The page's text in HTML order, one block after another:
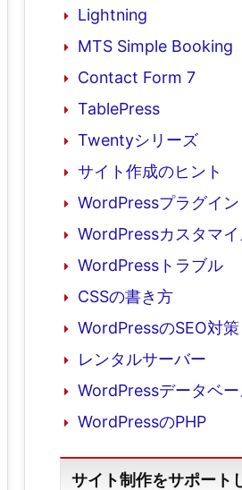
Lightning
MTS Simple Booking
Contact Form 7
TablePress
Twentyシリーズ
サイト作成のヒント
WordPressプラグイン
WordPressカスタマ
WordPressトラブル
CSSの書き方
WordPressのSEO対策
レンタルサーバー
WordPressデータベー
WordPressのPHP
サイト制作をサポート